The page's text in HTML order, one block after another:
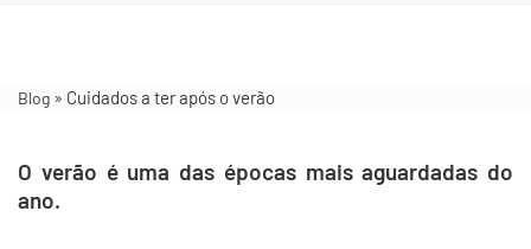
Blog » Cuidados a ter após o verão
O verão é uma das épocas mais aguardadas do
ano.